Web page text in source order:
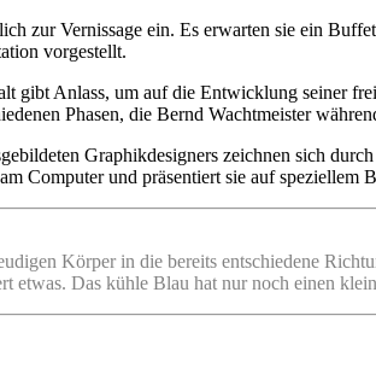
zur Vernissage ein. Es erwarten sie ein
vorgestellt.
gibt Anlass, um auf die Entwicklung seiner
Phasen, die Bernd Wachtmeister
Graphikdesigners zeichnen sich
Computer und präsentiert sie auf speziellem
Körper in die bereits entschiedene
etwas. Das kühle Blau hat nur noch einen